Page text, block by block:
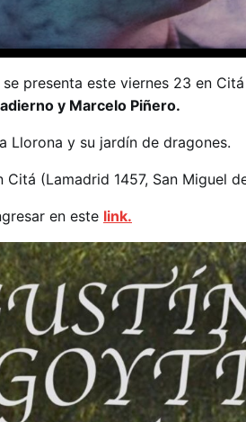
se presenta este viernes 23 en
y Marcelo Piñero.
Llorona y su jardín de dragones.
(Lamadrid 1457, San Miguel
en este link.